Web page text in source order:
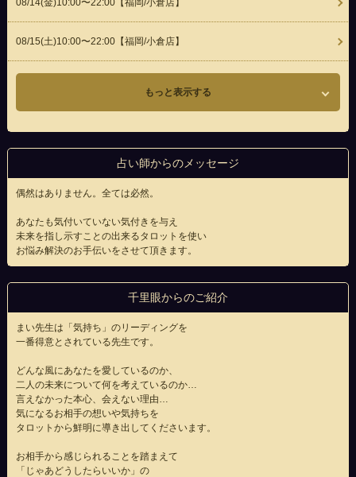
08/14(金)10:00〜22:00【福岡/小倉店】
08/15(土)10:00〜22:00【福岡/小倉店】
もっと表示する
占い師からのメッセージ
偶然はありません。全ては必然。
あなたも気付いていない気付きを与え
未来を指し示すことの出来るタロットを使い
お悩み解決のお手伝いをさせて頂きます。
千里眼からのご紹介
まい先生は「気持ち」のリーディングを
一番得意とされている先生です。
どんな風にあなたを愛しているのか、
二人の未来について何を考えているのか…
言えなかった本心、会えない理由…
気になるお相手の想いや気持ちを
タロットから鮮明に導き出してくださいます。
お相手から感じられることを踏まえて
「じゃあどうしたらいいか」の